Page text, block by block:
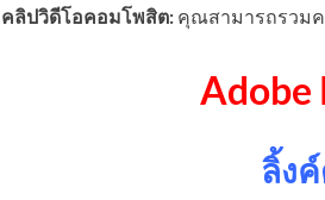
คลิปวิดีโอคอมโพสิต: คุณสามารถรวมค
Adobe
ลิ้ง